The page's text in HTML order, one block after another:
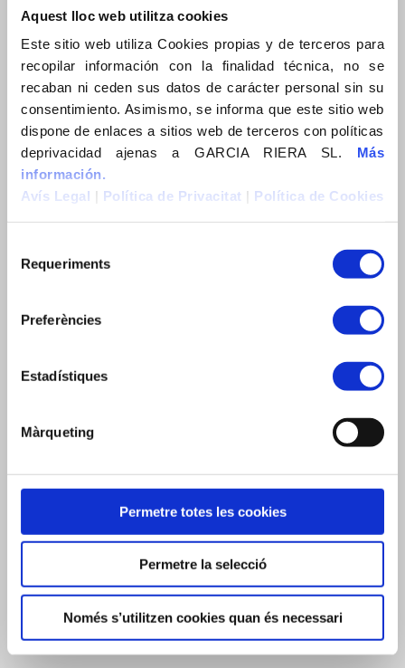
Aquest lloc web utilitza cookies
Este sitio web utiliza Cookies propias y de terceros para
recopilar información con la finalidad técnica, no se
recaban ni ceden sus datos de carácter personal sin su
consentimiento. Asimismo, se informa que este sitio web
dispone de enlaces a sitios web de terceros con políticas
deprivacidad ajenas a GARCIA RIERA SL. Más
información.
Avís Legal | Política de Privacitat | Política de Cookies
Requeriments
Preferències
Estadístiques
Màrqueting
Permetre totes les cookies
Permetre la selecció
Només s’utilitzen cookies quan és necessari
Construïm Sostenibilitat
Construïm Sostenibilitat
Actualitat
News
Actualidad
Contacte
Contacto
Indústria i energia
Patrimoni històric
Obra civil
Serveis de manteniment
Industria y energia